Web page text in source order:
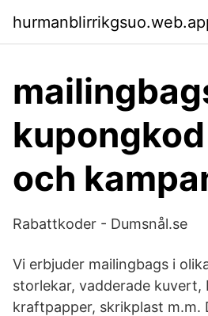
och
Rabattkoder - Dumsnål.se
Vi erbjuder mailingbags i
storlekar, vadderade kuvert,
kraftpapper, skrikplast m.m.